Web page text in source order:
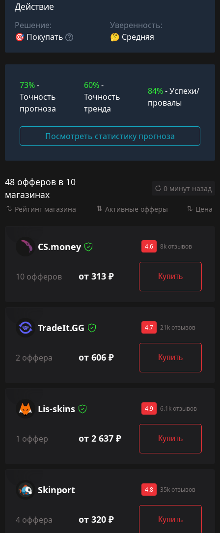
Действие
Решение:
🎯 Покупать
Уверенность:
🤔 Средняя
73%-
Точность
прогноза
60%-
Точность
тренда
84%- Успехи/
провалы
Посмотреть статистику прогноза
48 офферов в 10
магазинах
0 минут назад
Рейтинг магазина Активные офферы Цена
CS.money 4.6 8k отзывов
10 офферов от 313 ₽ Купить
TradeIt.GG 4.7 21k отзывов
2 оффера от 606 ₽ Купить
Lis-skins 4.9 6.1k отзывов
1 оффер от 2 637 ₽ Купить
Skinport 4.8 35k отзывов
4 оффера от 320 ₽ Купить